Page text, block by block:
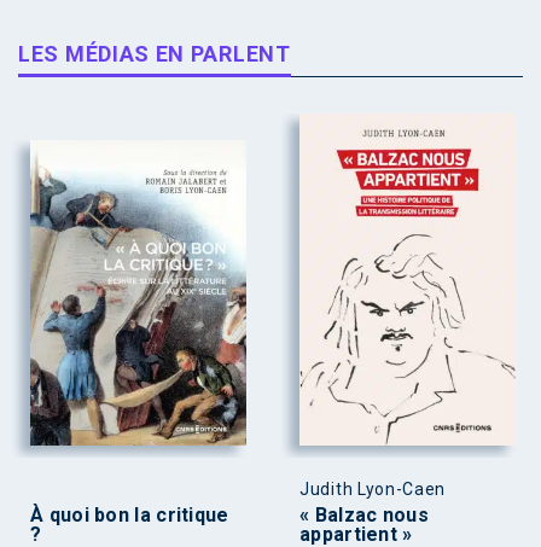
LES MÉDIAS EN PARLENT
À quoi bon la critique
?
Judith Lyon-Caen
« Balzac nous
appartient »